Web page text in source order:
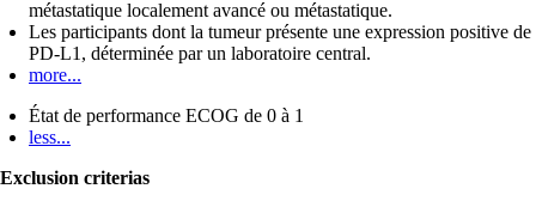
métastatique localement avancé ou métastatique.
Les participants dont la tumeur présente une expression positive de
PD-L1, déterminée par un laboratoire central.
more...
État de performance ECOG de 0 à 1
less...
Exclusion criterias